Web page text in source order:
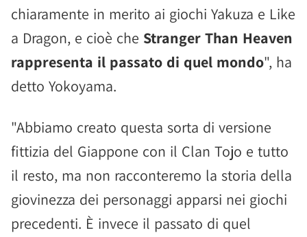
chiaramente in merito ai giochi Yakuza e Like
a Dragon, e cioè che Stranger Than Heaven
rappresenta il passato di quel mondo", ha
detto Yokoyama.
"Abbiamo creato questa sorta di versione
fittizia del Giappone con il Clan Tojo e tutto
il resto, ma non racconteremo la storia della
giovinezza dei personaggi apparsi nei giochi
precedenti. È invece il passato di quel